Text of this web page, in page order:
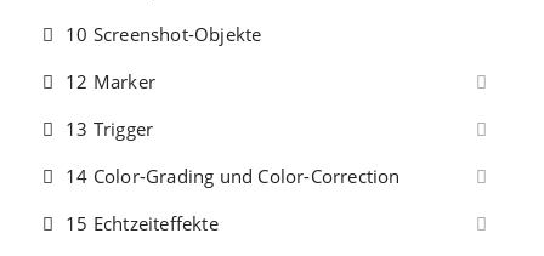
10 Screenshot-Objekte
12 Marker
13 Trigger
14 Color-Grading und Color-Correction
15 Echtzeiteffekte